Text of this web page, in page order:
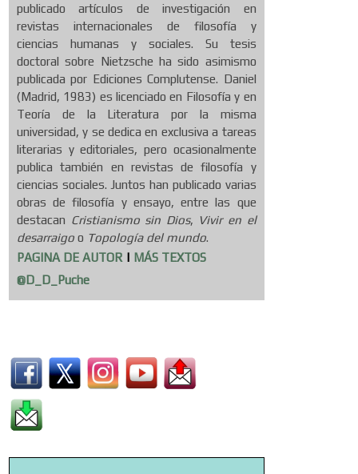
publicado artículos de investigación en
revistas internacionales de filosofía y
ciencias humanas y sociales. Su tesis
doctoral sobre Nietzsche ha sido asimismo
publicada por Ediciones Complutense. Daniel
(Madrid, 1983) es licenciado en Filosofía y en
Teoría de la Literatura por la misma
universidad, y se dedica en exclusiva a tareas
literarias y editoriales, pero ocasionalmente
publica también en revistas de filosofía y
ciencias sociales. Juntos han publicado varias
obras de filosofía y ensayo, entre las que
destacan Cristianismo sin Dios, Vivir en el
desarraigo o Topología del mundo.
PAGINA DE AUTOR | MÁS TEXTOS
@D_D_Puche